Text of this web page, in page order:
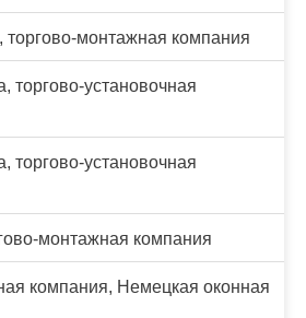
монтажная компания
торгово-установочная
торгово-установочная
монтажная компания
компания, Немецкая оконная